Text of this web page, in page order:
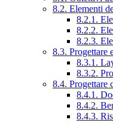
8.2. Elementi
8.2.1.
8.2.2.
8.2.3.
8.3. Progettare
8.3.1.
8.3.2.
8.4. Progettare
8.4.1.
8.4.2.
8.4.3.